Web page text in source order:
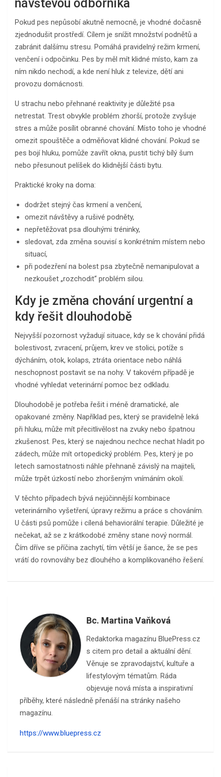
návštěvou odborníka
Pokud pes nepůsobí akutně nemocně, je vhodné dočasně
zjednodušit prostředí. Cílem je snížit množství podnětů a
zabránit dalšímu stresu. Pomáhá pravidelný režim krmení,
venčení i odpočinku. Pes by měl mít klidné místo, kam za
ním nikdo nechodí, a kde není hluk z televize, dětí ani
provozu domácnosti.
U strachu nebo přehnané reaktivity je důležité psa
netrestat. Trest obvykle problém zhorší, protože zvyšuje
stres a může posílit obranné chování. Místo toho je vhodné
omezit spouštěče a odměňovat klidné chování. Pokud se
pes bojí hluku, pomůže zavřít okna, pustit tichý bílý šum
nebo přesunout pelíšek do klidnější části bytu.
Praktické kroky na doma:
dodržet stejný čas krmení a venčení,
omezit návštěvy a rušivé podněty,
nepřetěžovat psa dlouhými tréninky,
sledovat, zda změna souvisí s konkrétním místem nebo
situací,
při podezření na bolest psa zbytečně nemanipulovat a
nezkoušet „rozchodit“ problém silou.
Kdy je změna chování urgentní a
kdy řešit dlouhodobě
Nejvyšší pozornost vyžadují situace, kdy se k chování přidá
bolestivost, zvracení, průjem, krev ve stolici, potíže s
dýcháním, otok, kolaps, ztráta orientace nebo náhlá
neschopnost postavit se na nohy. V takovém případě je
vhodné vyhledat veterinární pomoc bez odkladu.
Dlouhodobě je potřeba řešit i méně dramatické, ale
opakované změny. Například pes, který se pravidelně leká
při hluku, může mít přecitlivělost na zvuky nebo špatnou
zkušenost. Pes, který se najednou nechce nechat hladit po
zádech, může mít ortopedický problém. Pes, který je po
letech samostatnosti náhle přehnaně závislý na majiteli,
může trpět úzkostí nebo zhoršeným vnímáním okolí.
V těchto případech bývá nejúčinnější kombinace
veterinárního vyšetření, úpravy režimu a práce s chováním.
U části psů pomůže i cílená behaviorální terapie. Důležité je
nečekat, až se z krátkodobé změny stane nový normál.
Čím dříve se příčina zachytí, tím větší je šance, že se pes
vrátí do rovnováhy bez dlouhého a komplikovaného řešení.
Bc. Martina Vaňková
Redaktorka magazínu BluePress.cz
s citem pro detail a aktuální dění.
Věnuje se zpravodajství, kultuře a
lifestylovým tématům. Ráda
objevuje nová místa a inspirativní
příběhy, které následně přenáší na stránky našeho
magazínu.
https://www.bluepress.cz